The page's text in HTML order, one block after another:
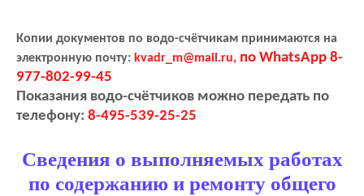
Копии документов по водо-счётчикам принимаются на
электронную почту: kvadr_m@mail.ru, по WhatsApp 8-
977-802-99-45
Показания водо-счётчиков можно передать по
телефону: 8-495-539-25-25
Сведения о выполняемых работах
по содержанию и ремонту общего